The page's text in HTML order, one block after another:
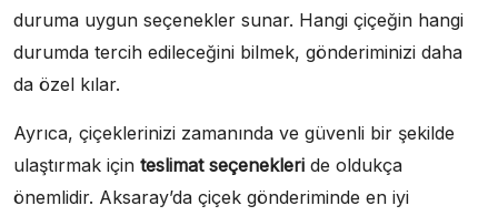
duruma uygun seçenekler sunar. Hangi çiçeğin hangi
durumda tercih edileceğini bilmek, gönderiminizi daha
da özel kılar.
Ayrıca, çiçeklerinizi zamanında ve güvenli bir şekilde
ulaştırmak için teslimat seçenekleri de oldukça
önemlidir. Aksaray’da çiçek gönderiminde en iyi